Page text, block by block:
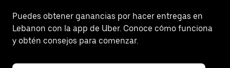
Puedes obtener ganancias por hacer entregas en
Lebanon con la app de Uber. Conoce cómo funciona
y obtén consejos para comenzar.